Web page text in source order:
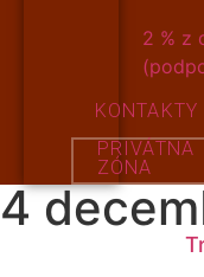
2 % z
KONTAKTY
PRIVÁTNA
ZÓNA
4